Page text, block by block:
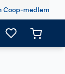
Coop-medlem